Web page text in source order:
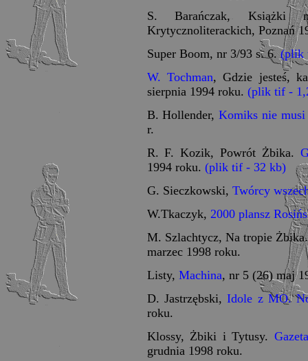
S. Barańczak, Książki
Krytycznoliterackich, Poznań
Super Boom, nr 3/93 s. 6. (plik
W. Tochman, Gdzie jesteś,
sierpnia 1994 roku. (plik tif -
B. Hollender,Komiks nie musi
r.
R. F. Kozik, Powrót Żbika.
1994 roku. (plik tif - 32 kb)
G. Sieczkowski, Twórcy
W.Tkaczyk, 2000 plansz
M. Szlachtycz, Na tropie
marzec 1998 roku.
Listy, Machina, nr 5 (26) maj
D. Jastrzębski, Idole z MO.
roku.
Klossy, Żbiki i Tytusy.
grudnia 1998 roku.